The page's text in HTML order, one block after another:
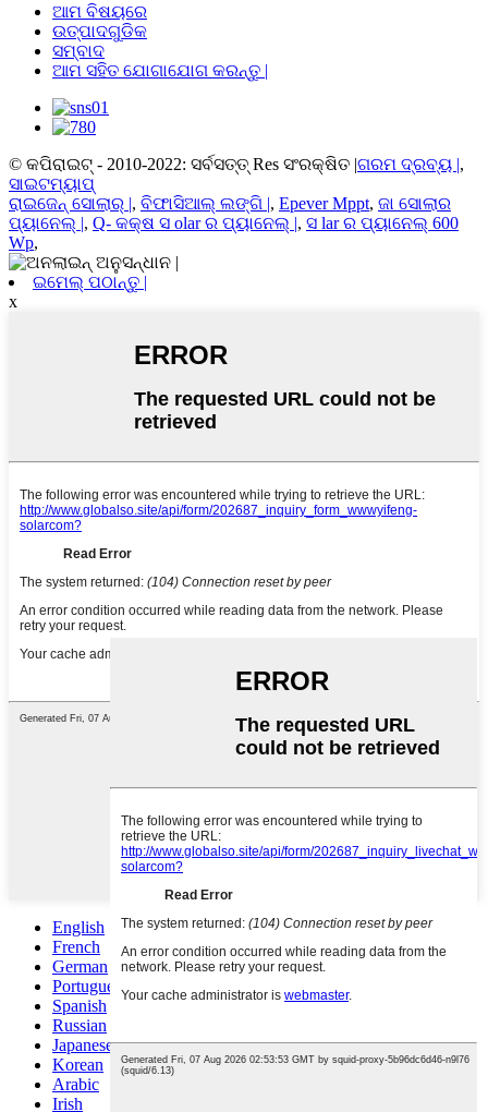
ଆମ ବିଷୟରେ
ଉତ୍ପାଦଗୁଡିକ
ସମ୍ବାଦ
ଆମ ସହିତ ଯୋଗାଯୋଗ କରନ୍ତୁ |
© କପିରାଇଟ୍ - 2010-2022: ସର୍ବସତ୍ତ୍ Res ସଂରକ୍ଷିତ |ଗରମ ଦ୍ରବ୍ୟ |,
ସାଇଟମ୍ୟାପ୍
ରାଇଜେନ୍ ସୋଲାର୍ |, ବିଫାସିଆଲ୍ ଲଙ୍ଗି |, Epever Mppt, ଜା ସୋଲାର
ପ୍ୟାନେଲ୍ |, Q- କକ୍ଷ ସ olar ର ପ୍ୟାନେଲ୍ |, ସ lar ର ପ୍ୟାନେଲ୍ 600
Wp,
ଇମେଲ୍ ପଠାନ୍ତୁ |
x
English
French
German
Portuguese
Spanish
Russian
Japanese
Korean
Arabic
Irish